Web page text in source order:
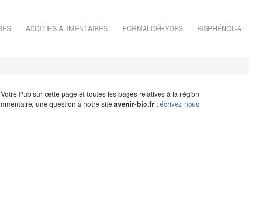
ADDITIFS ALIMENTAIRES FORMALDÉHYDES BISPHÉNOL-A
Votre Pub sur cette page et toutes les pages relatives à la région
une question à notre site avenir-bio.fr: écrivez-nous